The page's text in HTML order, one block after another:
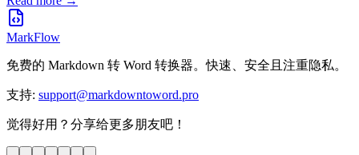
MarkFlow
免费的 Markdown 转 Word 转换器。快速、安全且注重隐私。
支持: support@markdowntoword.pro
觉得好用？分享给更多朋友吧！